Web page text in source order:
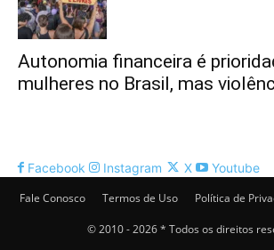
Autonomia financeira é
mulheres no Brasil, mas
Facebook Instagram X
Youtube
Fale Conosco
Termos de Uso Política de
© 2010 - 2026 * Todos os direitos